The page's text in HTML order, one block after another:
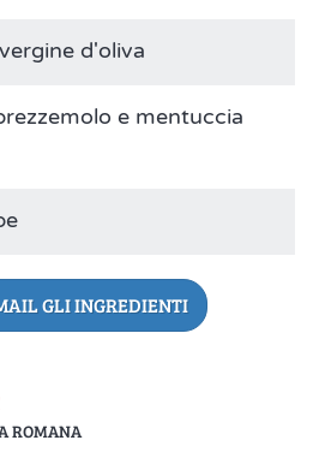
d'oliva
e mentuccia
GLI INGREDIENTI
ROMANA